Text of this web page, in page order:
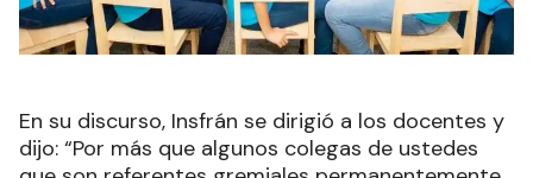
En su discurso, Insfrán se dirigió a los docentes y
dijo: “Por más que algunos colegas de ustedes